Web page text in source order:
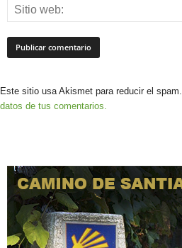
Este sitio usa Akismet para reducir el spam.
datos de tus comentarios.